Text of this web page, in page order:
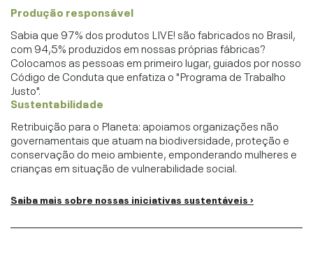
Produção responsável
Sabia que 97% dos produtos LIVE! são fabricados no Brasil,
com 94,5% produzidos em nossas próprias fábricas?
Colocamos as pessoas em primeiro lugar, guiados por nosso
Código de Conduta que enfatiza o "Programa de Trabalho
Justo".
Sustentabilidade
Retribuição para o Planeta: apoiamos organizações não
governamentais que atuam na biodiversidade, proteção e
conservação do meio ambiente, emponderando mulheres e
crianças em situação de vulnerabilidade social.
Saiba mais sobre nossas iniciativas sustentáveis ›